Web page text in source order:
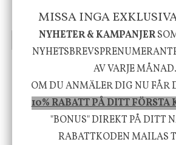
635 kr795 kr
INFO KÖP
415 kr
INFO
Vi vill förmedla känsla,
välbefinnande för dig och
inspiration från naturen och
MISSA INGA
NYHETER & KAMPANJER
AV VARJE MÅNAD.
OM DU ANMÄLER DIG NU FÅR
10% RABATT PÅ DITT FÖRSTA
"BONUS" DIREKT PÅ DITT
RABATTKODEN MAILAS